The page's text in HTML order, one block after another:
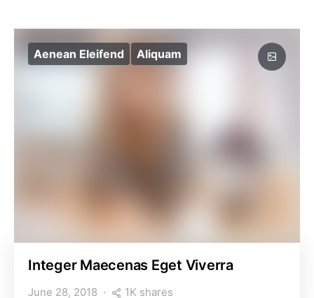
Aenean Eleifend Aliquam
Integer Maecenas Eget Viverra
June 28, 2018 1K shares